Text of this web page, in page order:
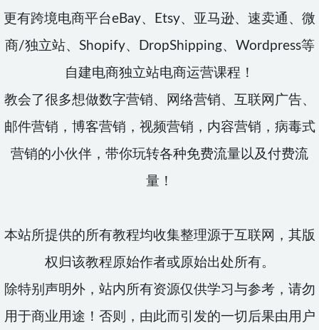
更有跨境电商平台eBay、Etsy、亚马逊、速卖通、微
商/独立站、Shopify、DropShipping、Wordpress等
自建电商独立站电商运营课程！
教会了很多想做数字营销、网络营销、互联网广告、
邮件营销，博客营销，视频营销，内容营销，病毒式
营销的小伙伴，带你玩转各种免费流量以及付费流
量！
本站所提供的所有教程均收集整理源于互联网，其版
权归该教程原始作者或原始出处所有。
除特别声明外，站内所有资源仅供学习与参考，请勿
用于商业用途！否则，由此而引发的一切后果由用户